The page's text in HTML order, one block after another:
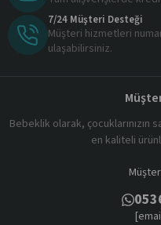
7/24 Müşteri Desteği
Müşteri hizmetleri
ulaşabilirsiniz.
Bebeklik olarak, çocuklarınızın
en kaliteli